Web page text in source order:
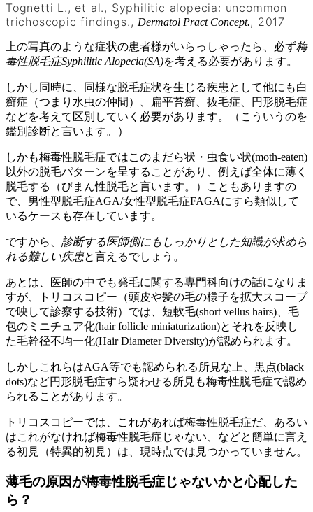
Tognetti L., et al., Syphilitic alopecia: uncommon
trichoscopic findings.,Dermatol Pract Concept., 2017
上の写真のような症状の患者様がいらっしゃったら、必ず梅
毒性脱毛症Syphilitic Alopecia(SA)を考える必要があります。
しかし同時に、同様な脱毛症状を生じる疾患として他にも白
癬症（つまり水虫の仲間）、扁平苔癬、抜毛症、円形脱毛症
などを考えて区別していく必要があります。（こういうのを
鑑別診断と言います。）
しかも梅毒性脱毛症ではこのまだら状・虫食い状(moth-eaten)
以外の脱毛パターンを呈することがあり、例えば全体に薄く
脱毛する（びまん性脱毛と言います。）こともありますの
で、男性型脱毛症AGA/女性型脱毛症FAGAにすら類似して
いるケースも存在しています。
ですから、 診断する医師側にもしっかりとした知識が求めら
れる難しい疾患と言えるでしょう。
あとは、医師の中でも発毛に関する専門科向けの話になりま
すが、トリコスコピー（頭皮や髪の毛の様子を拡大スコープ
で映して診察する技術）では、短軟毛(short vellus hairs)、毛
包のミニチュア化(hair follicle miniaturization)とそれを反映し
た毛幹径不均一化(Hair Diameter Diversity)が認められます。
しかしこれらはAGA等でも認められる所見な上、黒点(black
dots)など円形脱毛症すら疑わせる所見も梅毒性脱毛症で認め
られることがあります。
トリコスコピーでは、これがあれば梅毒性脱毛症だ、あるい
はこれがなければ梅毒性脱毛症じゃない、などと簡単に言え
る初見（特異的初見）は、現時点では見つかっていません。
薄毛の原因が梅毒性脱毛症じゃないかと心配した
ら？